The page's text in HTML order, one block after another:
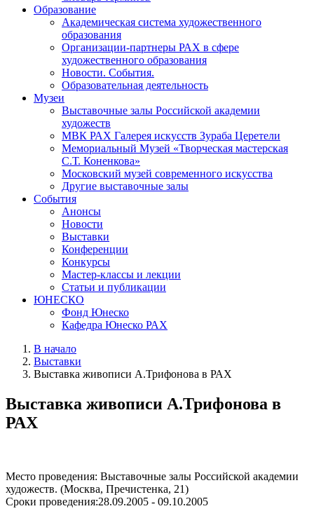
Образование
Академическая система художественного
образования
Организации-партнеры РАХ в сфере
художественного образования
Новости. События.
Образовательная деятельность
Музеи
Выставочные залы Российской академии
художеств
МВК РАХ Галерея искусств Зураба Церетели
Мемориальный Музей «Творческая мастерская
С.Т. Коненкова»
Московский музей современного искусства
Другие выставочные залы
События
Анонсы
Новости
Выставки
Конференции
Конкурсы
Мастер-классы и лекции
Статьи и публикации
ЮНЕСКО
Фонд Юнеско
Кафедра Юнеско РАХ
В начало
Выставки
Выставка живописи А.Трифонова в РАХ
Выставка живописи А.Трифонова в
РАХ
Место проведения: Выставочные залы Российской академии
художеств. (Москва, Пречистенка, 21)
Сроки проведения:28.09.2005 - 09.10.2005